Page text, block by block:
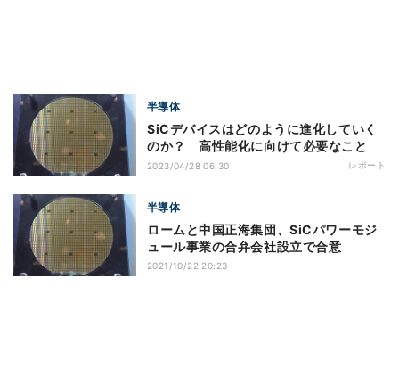
半導体
SiCデバイスはどのように進化していく
のか？ 高性能化に向けて必要なこと
2023/04/28 06:30 レポート
半導体
ロームと中国正海集団、SiCパワーモジ
ュール事業の合弁会社設立で合意
2021/10/22 20:23